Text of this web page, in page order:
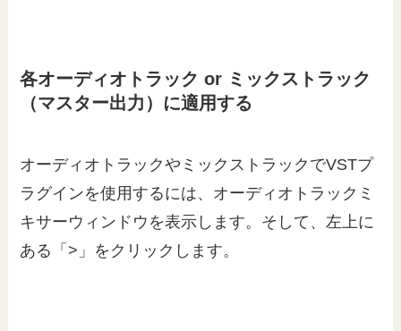
各オーディオトラック or ミックストラック
（マスター出力）に適用する
オーディオトラックやミックストラックでVSTプ
ラグインを使用するには、オーディオトラックミ
キサーウィンドウを表示します。そして、左上に
ある「>」をクリックします。